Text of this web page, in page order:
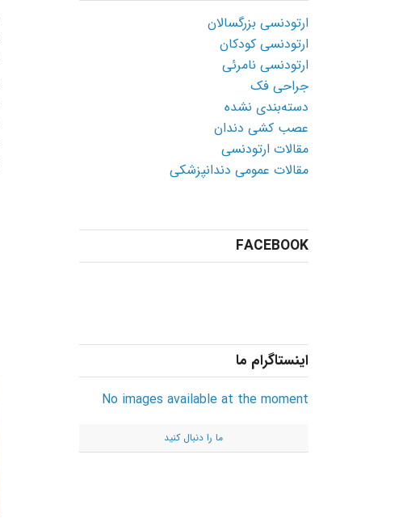
ارتودنسی بزرگسالان
ارتودنسی کودکان
ارتودنسی نامرئی
جراحی فک
دسته‌بندی نشده
عصب کشی دندان
مقالات ارتودنسی
مقالات عمومی دندانپزشکی
FACEBOOK
اینستاگرام ما
No images available at the moment
ما را دنبال کنید